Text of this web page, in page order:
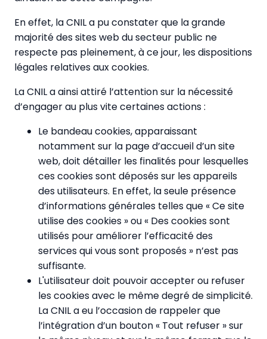
En effet, la CNIL a pu constater que la grande
majorité des sites web du secteur public ne
respecte pas pleinement, à ce jour, les dispositions
légales relatives aux cookies.
La CNIL a ainsi attiré l’attention sur la nécessité
d’engager au plus vite certaines actions :
Le bandeau cookies, apparaissant
notamment sur la page d’accueil d’un site
web, doit détailler les finalités pour lesquelles
ces cookies sont déposés sur les appareils
des utilisateurs. En effet, la seule présence
d’informations générales telles que « Ce site
utilise des cookies » ou « Des cookies sont
utilisés pour améliorer l’efficacité des
services qui vous sont proposés » n’est pas
suffisante.
L'utilisateur doit pouvoir accepter ou refuser
les cookies avec le même degré de simplicité.
La CNIL a eu l’occasion de rappeler que
l’intégration d’un bouton « Tout refuser » sur